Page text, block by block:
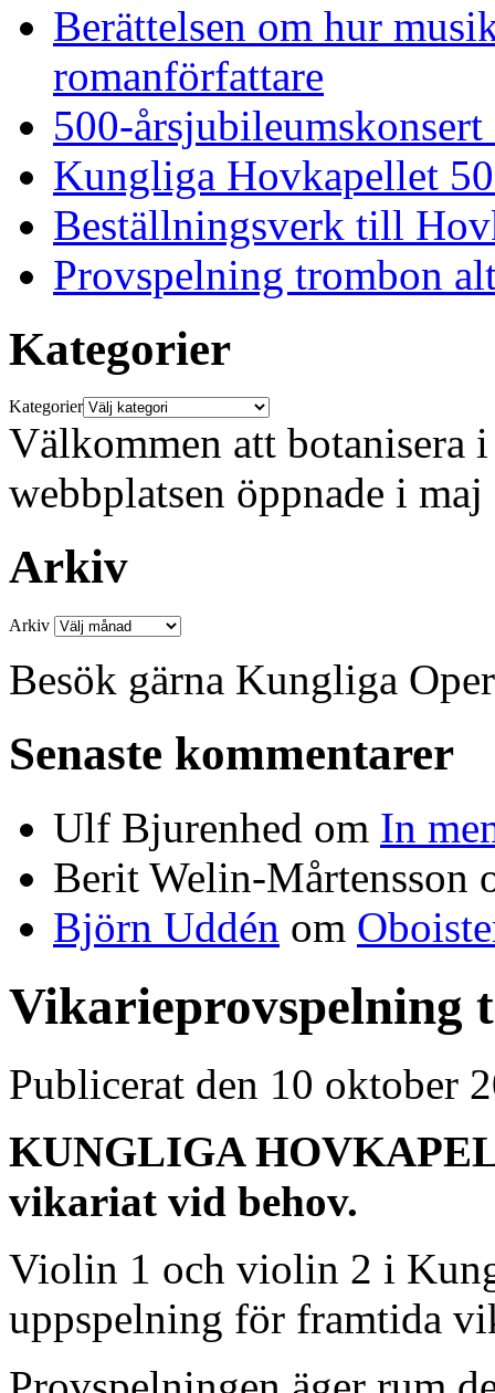
Berättelsen om hur
romanförfattare
500-
Kungliga Hovkapellet
Beställningsverk till
Provspelning trombon
Kategorier
Kategorier
Välkommen att botanisera
webbplatsen öppnade i
Arkiv
Arkiv
Besök gärna Kungliga
Senaste kommentarer
Ulf Bjurenhed om In
Berit Welin-Mårtensson
Björn Uddén om
Vikarieprovspelning
Publicerat den 10 oktober
KUNGLIGA
vikariat vid behov.
Violin 1 och violin 2 i
uppspelning för framtida